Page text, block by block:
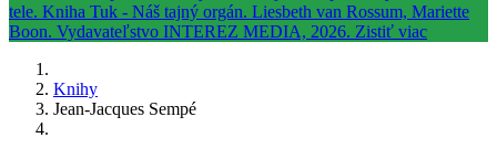
Knihy
Jean-Jacques Sempé